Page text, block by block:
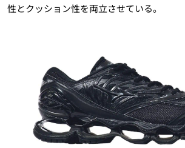
性とクッション性を両立させている。